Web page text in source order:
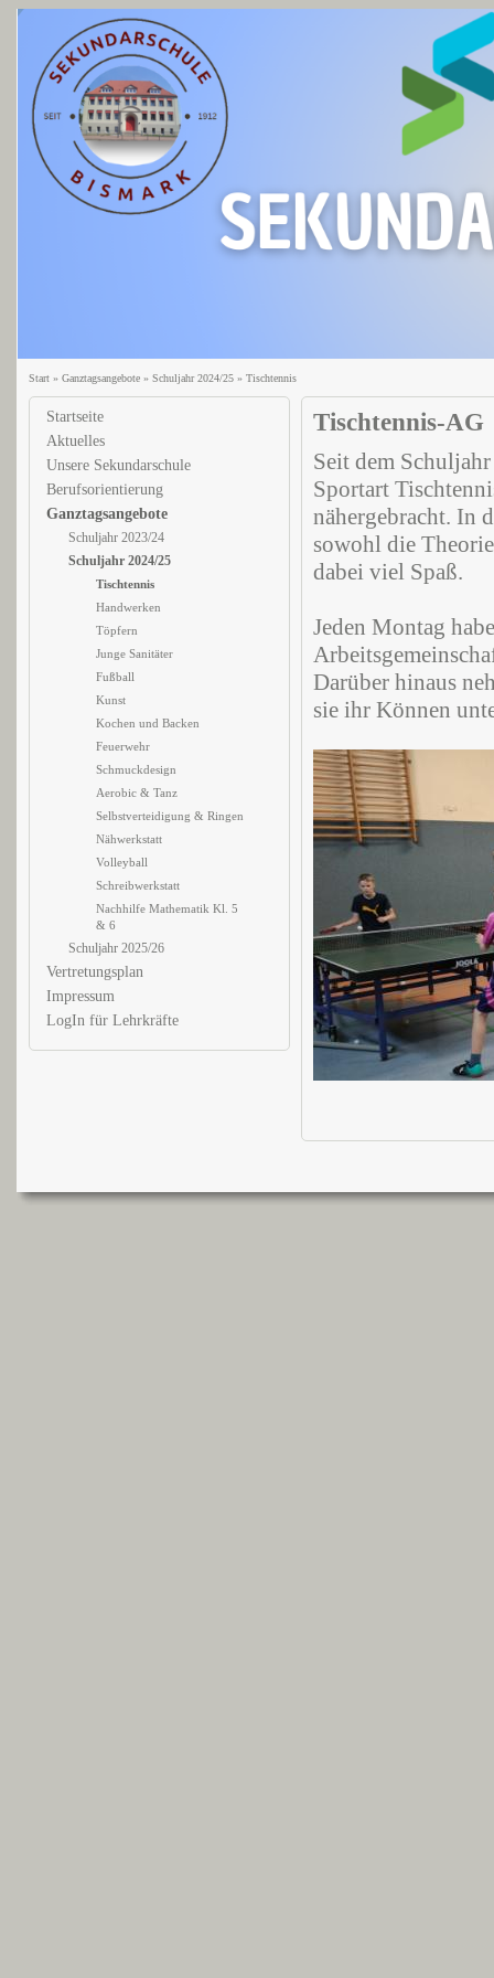
Start» Ganztagsangebote» Schuljahr 2024/25» Tischtennis
Startseite
Aktuelles
Unsere Sekundarschule
Berufsorientierung
Ganztagsangebote
Schuljahr 2023/24
Schuljahr 2024/25
Tischtennis
Handwerken
Töpfern
Junge Sanitäter
Fußball
Kunst
Kochen und Backen
Feuerwehr
Schmuckdesign
Aerobic & Tanz
Selbstverteidigung & Ringen
Nähwerkstatt
Volleyball
Schreibwerkstatt
Nachhilfe Mathematik Kl. 5
& 6
Schuljahr 2025/26
Vertretungsplan
Impressum
LogIn für Lehrkräfte
Tischtennis-AG
Seit dem
Sportart
nähergebracht. In
sowohl die
dabei viel Spaß.
Jeden Montag
Darüber hinaus
sie ihr Können